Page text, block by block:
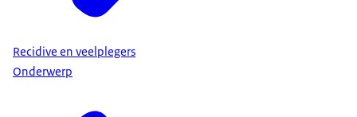
Recidive en veelplegers
Onderwerp